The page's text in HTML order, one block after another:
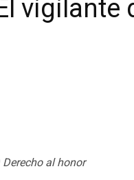
vigilante
al honor